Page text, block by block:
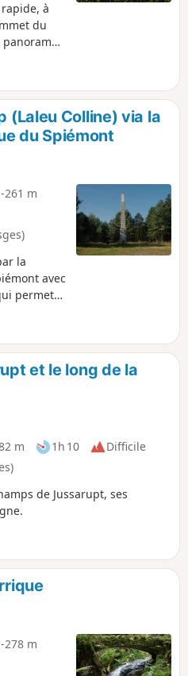
à
du
(Laleu Colline) via la
du Spiémont
-261 m
la
avec
permet
rites
mont
roches et
un
Au
de
le village
et le long de la
m 1h 10
Difficile
de Jussarupt, ses
-278 m